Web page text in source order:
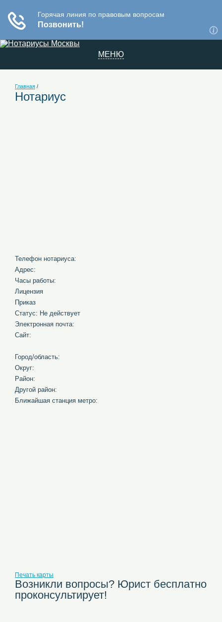
МЕНЮ
Главная /
Нотариус
Телефон нотариуса:
Адрес:
Часы работы:
Лицензия
Приказ
Статус: Не действует
Электронная почта:
Сайт:
Город/область:
Округ:
Район:
Другой район:
Ближайшая станция метро:
Печать карты
Возникли вопросы? Юрист бесплатно
проконсультирует!